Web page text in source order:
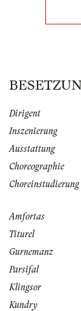
Dirigent
Inszenierung
Ausstattung
Choreographie
Choreinstudierung
Amfortas
Titurel
Gurnemanz
Parsifal
Klingsor
Kundry